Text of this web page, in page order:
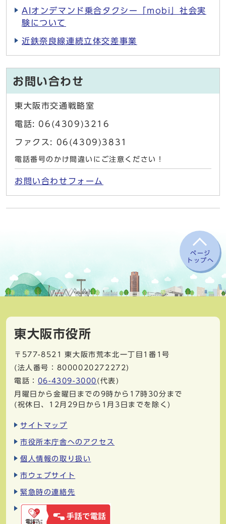
AIオンデマンド乗合タクシー「mobi」社会実
験について
近鉄奈良線連続立体交差事業
お問い合わせ
東大阪市交通戦略室
電話: 06(4309)3216
ファクス: 06(4309)3831
電話番号のかけ間違いにご注意ください！
お問い合わせフォーム
ページ
トップへ
東大阪市役所
〒577-8521
東大阪市荒本北一丁目1番1号
(法人番号：8000020272272)
電話： 06-4309-3000 (代表)
月曜日から金曜日までの9時から17時30分まで
(祝休日、12月29日から1月3日までを除く)
サイトマップ
市役所本庁舎へのアクセス
個人情報の取り扱い
市ウェブサイト
緊急時の連絡先